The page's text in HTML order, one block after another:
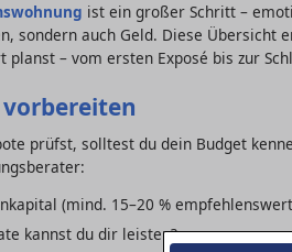
ist ein großer Schritt –
sondern auch Geld. Diese Übersicht
– vom ersten Exposé bis zur
prüfst, solltest du dein Budget
(mind. 15–20 %
kannst du dir leisten?